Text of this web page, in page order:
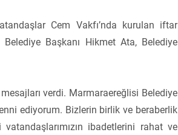
Cem Vakfı’nda kurulan iftar
Başkanı Hikmet Ata, Belediye
verdi. Marmaraereğlisi Belediye
ediyorum. Bizlerin birlik ve beraberlik
ibadetlerini rahat ve